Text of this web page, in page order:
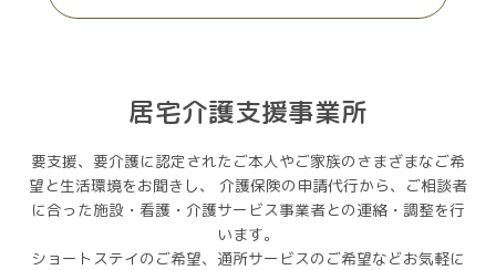
居宅介護支援事業所
要支援、要介護に認定されたご本人やご家族のさまざまなご希
望と生活環境をお聞きし、
介護保険の申請代行から、ご相談者
に合った施設・看護・介護サービス事業者との連絡・調整を行
います。
ショートステイのご希望、通所サービスのご希望などお気軽に